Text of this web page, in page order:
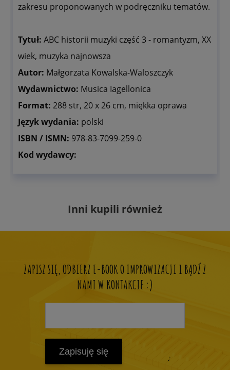
zakresu proponowanych w podręczniku tematów.
Tytuł: ABC historii muzyki część 3 - romantyzm, XX
wiek, muzyka najnowsza
Autor: Małgorzata Kowalska-Waloszczyk
Wydawnictwo: Musica Iagellonica
Format: 288 str, 20 x 26 cm, miękka oprawa
Język wydania: polski
ISBN / ISMN: 978-83-7099-259-0
Kod wydawcy:
Inni kupili również
ZAPISZ SIĘ, ODBIERZ E-BOOK O IMPROWIZACJI I BĄDŹ Z
NAMI W KONTAKCIE :)
Zapisuję się